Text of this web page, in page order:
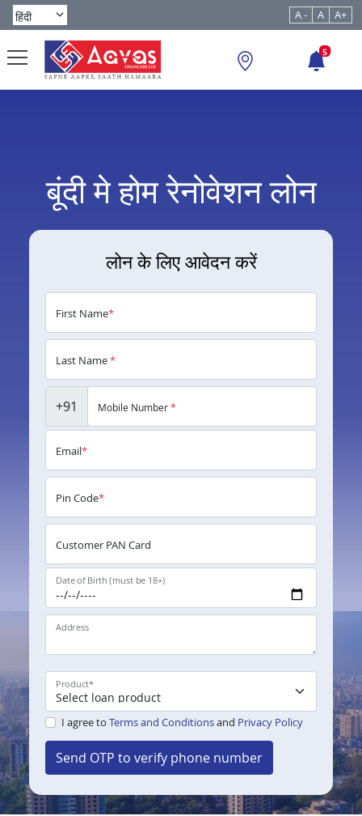
A - A A+
5
बूंदी मे होम रेनोवेशन लोन
लोन के लिए आवेदन करें
First Name*
Last Name*
+91 Mobile Number*
Email*
Pin Code*
Customer PAN Card
Date of Birth (must be 18+)
Address
Product*
I agree to Terms and Conditionsand Privacy Policy
Send OTP to verify phone number